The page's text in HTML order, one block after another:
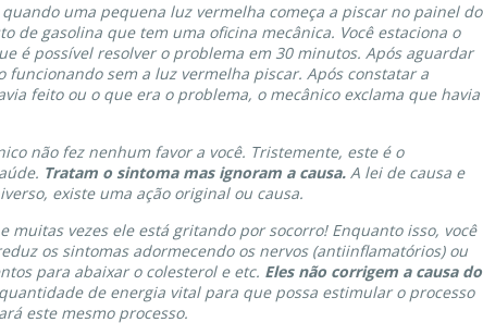
uma pequena luz vermelha começa a piscar no painel do
de gasolina que tem uma oficina mecânica. Você estaciona o
é possível resolver o problema em 30 minutos. Após aguardar
sem a luz vermelha piscar. Após constatar a
feito ou o que era o problema, o mecânico exclama que havia
não fez nenhum favor a você. Tristemente, este é o
Tratam o sintoma mas ignoram a causa. A lei de causa e
existe uma ação original ou causa.
muitas vezes ele está gritando por socorro! Enquanto isso, você
os sintomas adormecendo os nervos (antiinflamatórios) ou
para abaixar o colesterol e etc. Eles não corrigem a causa do
de energia vital para que possa estimular o processo
este mesmo processo.